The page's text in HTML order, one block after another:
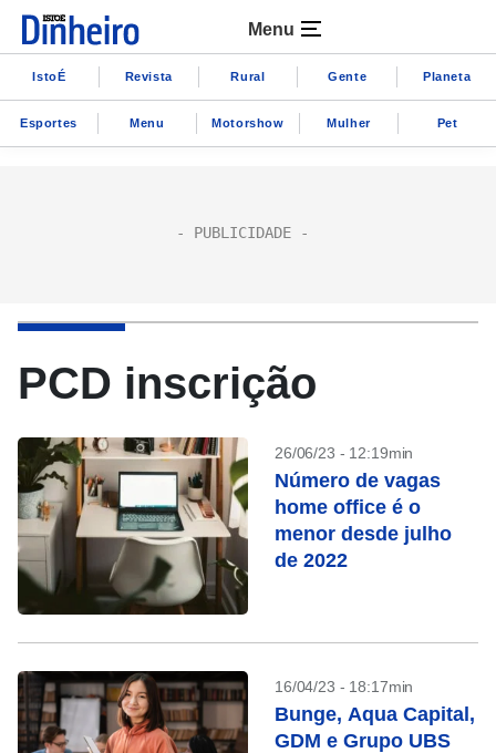
Menu
IstoÉ Revista Rural Gente Planeta
Esportes Menu Motorshow Mulher Pet
PCD inscrição
26/06/23 - 12:19min
Número de vagas
home office é o
menor desde julho
de 2022
16/04/23 - 18:17min
Bunge, Aqua Capital,
GDM e Grupo UBS